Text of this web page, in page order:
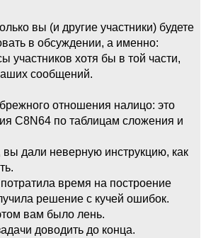
вы (и другие участники) будете
в обсуждении, а именно:
участников хотя бы в той части,
сообщений.
отношения налицо: это
C8N64 по таблицам сложения и
вы дали неверную инструкцию, как
время на построение
решение с кучей ошибок.
вам было лень.
доводить до конца.